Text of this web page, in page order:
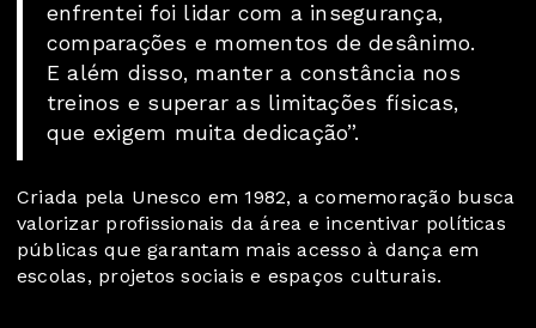
enfrentei foi lidar com a insegurança,
comparações e momentos de desânimo.
E além disso, manter a constância nos
treinos e superar as limitações físicas,
que exigem muita dedicação”.
Criada pela Unesco em 1982, a comemoração busca
valorizar profissionais da área e incentivar políticas
públicas que garantam mais acesso à dança em
escolas, projetos sociais e espaços culturais.